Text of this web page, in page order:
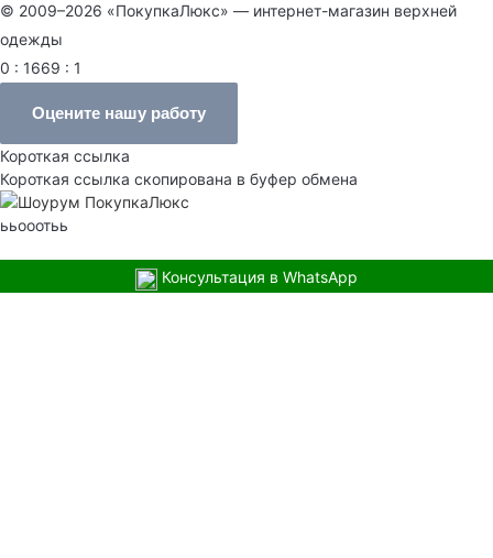
© 2009–2026 «ПокупкаЛюкс» — интернет-магазин верхней
одежды
0 : 1669 : 1
Оцените нашу работу
Короткая ссылка
Короткая ссылка скопирована в буфер обмена
ььооотьь
Консультация в WhatsApp